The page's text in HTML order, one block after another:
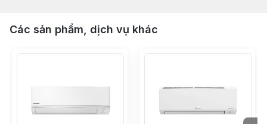
Các sản phẩm, dịch vụ khác